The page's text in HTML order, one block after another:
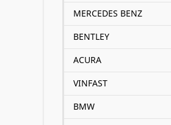
MERCEDES BENZ
BENTLEY
ACURA
VINFAST
BMW